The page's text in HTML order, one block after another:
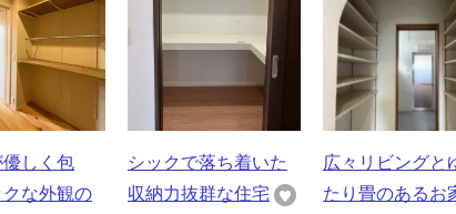
優しく包
な外観の
シックで落ち着いた
収納力抜群な住宅
広々リビングと
たり畳のあるお